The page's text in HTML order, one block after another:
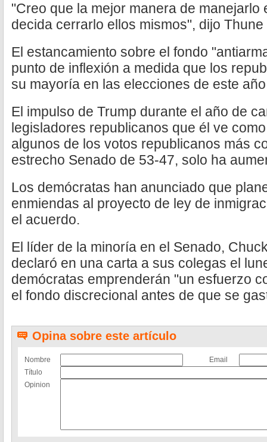
"Creo que la mejor manera de manejarlo
decida cerrarlo ellos mismos", dijo
El estancamiento sobre el fondo
punto de inflexión a medida que los
su mayoría en las elecciones de este
El impulso de Trump durante el año de
legisladores republicanos que él ve
algunos de los votos republicanos más
estrecho Senado de 53-47, solo ha
Los demócratas han anunciado que
enmiendas al proyecto de ley de
el acuerdo.
El líder de la minoría en el Senado,
declaró en una carta a sus colegas el
demócratas emprenderán "un esfuerzo
el fondo discrecional antes de que se
Opina sobre este artículo
Nombre
Email
Título
Opinion